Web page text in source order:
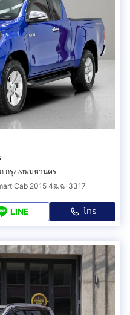
กรุงเทพมหานคร
Cab 2015 4ฒฉ-3317
LINE โทร